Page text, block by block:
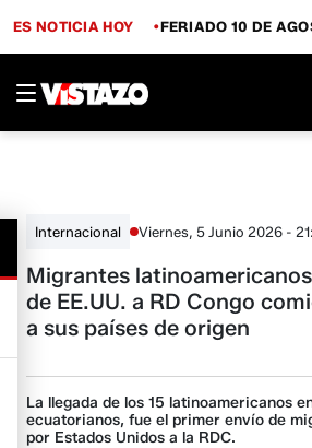
ES NOTICIA HOY FERIADO 10 DE
Internacional Viernes, 5 Junio 2026 -
Migrantes
de EE.UU. a RD Congo
a sus países de origen
La llegada de los 15 latinoamericanos
ecuatorianos, fue el primer envío de
por Estados Unidos a la RDC.